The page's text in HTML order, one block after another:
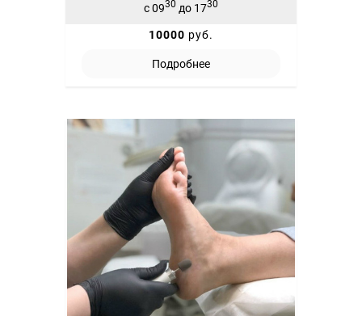
с 0930 до 1730
10000 руб.
Подробнее